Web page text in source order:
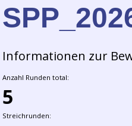
Informationen zur
Anzahl Runden total:
5
Streichrunden: